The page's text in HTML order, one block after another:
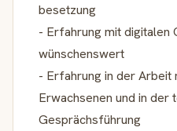
besetzung
- Erfahrung mit digitalen
wünschenswert
- Erfahrung in der
Erwachsenen und in der
Gesprächsführung